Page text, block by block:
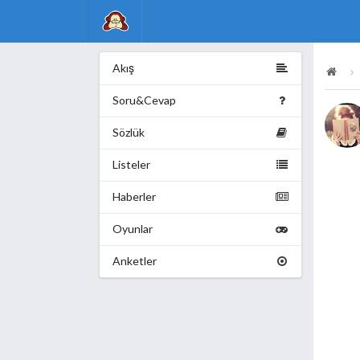
Akış
Soru&Cevap
Sözlük
Listeler
Haberler
Oyunlar
Anketler